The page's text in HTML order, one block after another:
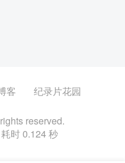
客 纪录片花园
reserved.
时 0.124 秒